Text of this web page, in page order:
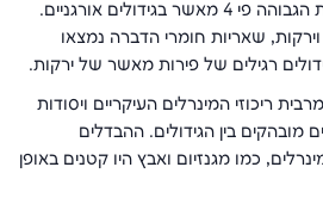
בגידולים רגילים בתדירות הגבוהה פי 4 מאשר בגידולים אורגניים.
שאריות חומרי הדברה נמצאו
רגילים של פירות מאשר של ירקות.
ריכוזי המינרלים העיקריים ויסודות
מובהקים בין הגידולים. ההבדלים
כמו מגנזיום ואבץ היו קטנים באופן